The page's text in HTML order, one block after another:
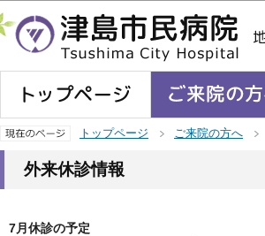
トップページ ご来院の方へ
外来休診情報
7月休診の予定